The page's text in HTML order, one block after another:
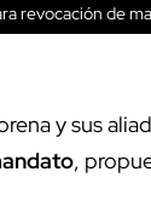
revocación de
y sus
,